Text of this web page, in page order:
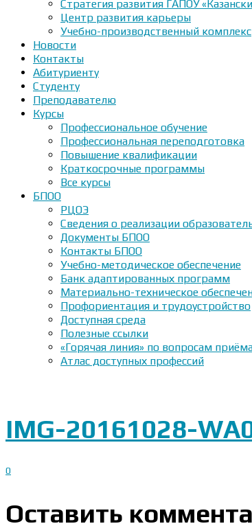
Стратегия развития ГАПОУ
Центр развития карьеры
Учебно-производственный комплекс
Новости
Контакты
Абитуриенту
Студенту
Преподавателю
Курсы
Профессиональное обучение
Профессиональная переподготовка
Повышение квалификации
Краткосрочные программы
Все курсы
БПОО
РЦОЭ
Сведения о реализации
Документы БПОО
Контакты БПОО
Учебно-методическое обеспечение
Банк адаптированных программ
Материально-техническое
Профориентация и трудоустройство
Доступная среда
Полезные ссылки
«Горячая линия» по вопросам
Атлас доступных профессий
IMG-20161028-
0
Оставить